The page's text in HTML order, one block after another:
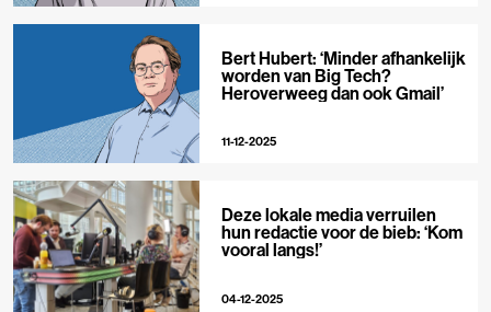
Bert Hubert: ‘Minder afhankelijk
worden van Big Tech?
Heroverweeg dan ook Gmail’
11-12-2025
Deze lokale media verruilen
hun redactie voor de bieb: ‘Kom
vooral langs!’
04-12-2025